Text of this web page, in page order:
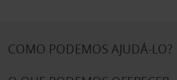
COMO PODEMOS AJUDÁ-LO?